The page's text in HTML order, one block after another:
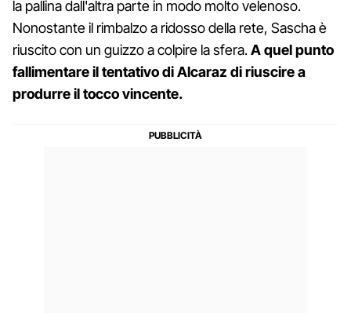
la pallina dall'altra parte in modo molto velenoso.
Nonostante il rimbalzo a ridosso della rete, Sascha è
riuscito con un guizzo a colpire la sfera.A quel punto
fallimentare il tentativo di Alcaraz di riuscire a
produrre il tocco vincente.